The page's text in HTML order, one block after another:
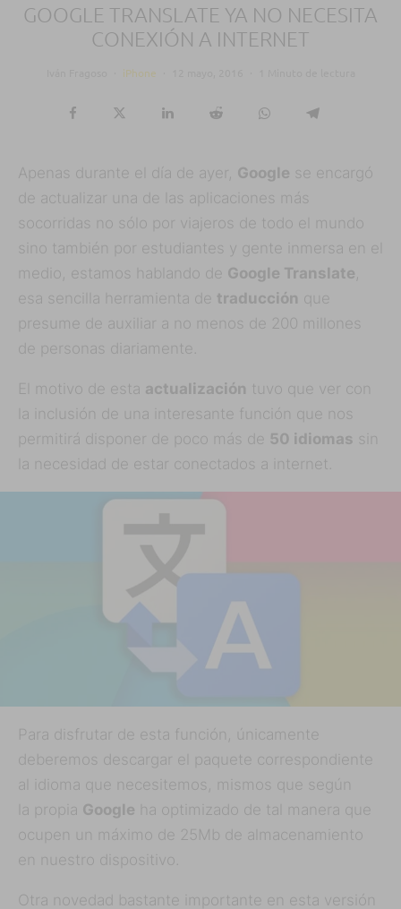
GOOGLE TRANSLATE YA NO NECESITA
CONEXIÓN A INTERNET
iPhone
Apenas durante el día de ayer, Google se encargó
de actualizar una de las aplicaciones más
socorridas no sólo por viajeros de todo el mundo
sino también por estudiantes y gente inmersa en el
medio, estamos hablando de Google Translate
esa sencilla herramienta de traducción que
presume de auxiliar a no menos de 200 millones
de personas diariamente.
El motivo de esta actualización tuvo que ver con
la inclusión de una interesante función que nos
permitirá disponer de poco más de 50 idiomas sin
la necesidad de estar conectados a internet.
Para disfrutar de esta función, únicamente
deberemos descargar el paquete correspondiente
al idioma que necesitemos, mismos que según
la propia Google ha optimizado de tal manera que
ocupen un máximo de 25Mb de almacenamiento
en nuestro dispositivo.
Otra novedad bastante importante en esta versión